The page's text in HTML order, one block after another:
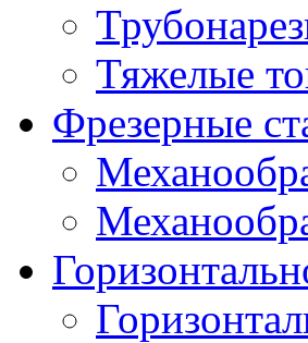
Тяжелые
Фрезерные